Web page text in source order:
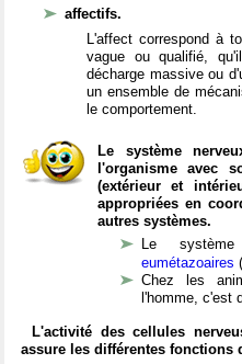
affectifs.
L'affect correspond à
vague ou qualifié,
décharge massive ou
un ensemble de
le comportement.
Le système
l'organisme avec
(extérieur et
appropriées en
autres systèmes.
Le
eumétazoaires (
Chez les
l'homme, c'est
L'activité des cellules
assure les différentes fonctions